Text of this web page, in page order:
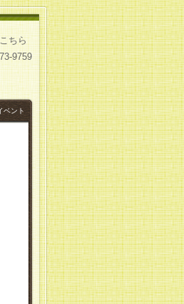
ちら
9759
ベント